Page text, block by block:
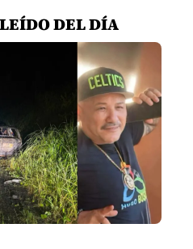
DEL DÍA